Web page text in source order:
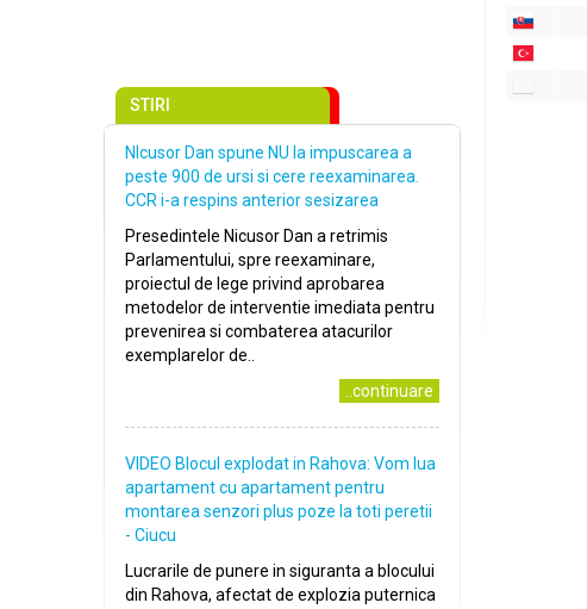
STIRI
NIcusor Dan spune NU la impuscarea a
peste 900 de ursi si cere reexaminarea.
CCR i-a respins anterior sesizarea
Presedintele Nicusor Dan a retrimis
Parlamentului, spre reexaminare,
proiectul de lege privind aprobarea
metodelor de interventie imediata pentru
prevenirea si combaterea atacurilor
exemplarelor de..
..continuare
VIDEO Blocul explodat in Rahova: Vom lua
apartament cu apartament pentru
montarea senzori plus poze la toti peretii
- Ciucu
Lucrarile de punere in siguranta a blocului
din Rahova, afectat de explozia puternica